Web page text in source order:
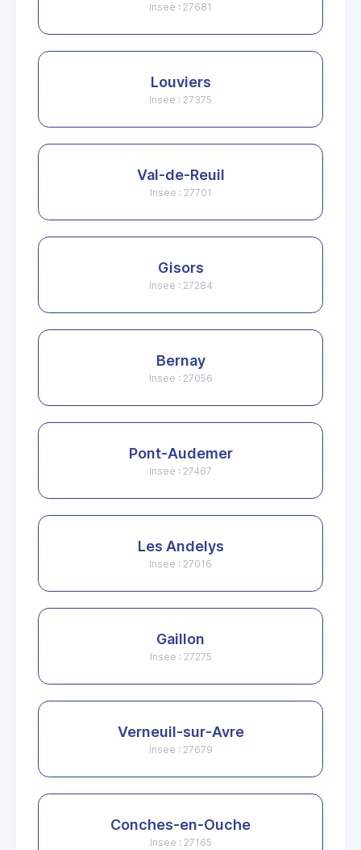
Insee : 27681
Louviers
Insee : 27375
Val-de-Reuil
Insee : 27701
Gisors
Insee : 27284
Bernay
Insee : 27056
Pont-Audemer
Insee : 27467
Les Andelys
Insee : 27016
Gaillon
Insee : 27275
Verneuil-sur-Avre
Insee : 27679
Conches-en-Ouche
Insee : 27165